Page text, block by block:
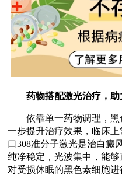
药物搭配激光治疗，助
依靠单一药物调理，黑
一步提升治疗效果，临床
口308准分子激光是治白癜
纯净稳定，光波集中，能
对受损休眠的黑色素细胞